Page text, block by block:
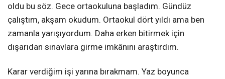
oldu bu söz. Gece ortaokuluna başladım. Gündüz
çalıştım, akşam okudum. Ortaokul dört yıldı ama ben
zamanla yarışıyordum. Daha erken bitirmek için
dışarıdan sınavlara girme imkânını araştırdım.
Karar verdiğim işi yarına bırakmam. Yaz boyunca